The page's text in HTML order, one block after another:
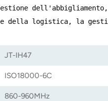
della logistica, la
JT-IH47
ISO18000-6C
860-960MHz